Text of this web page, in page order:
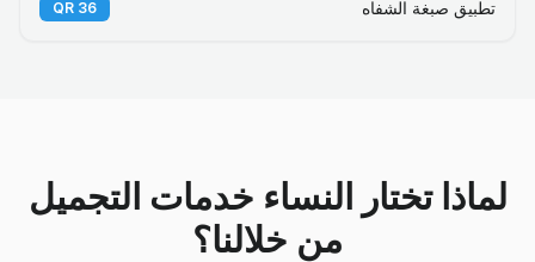
تطبيق صبغة الشفاه 36
QR
لماذا تختار النساء خدمات التجميل
من خلالنا؟